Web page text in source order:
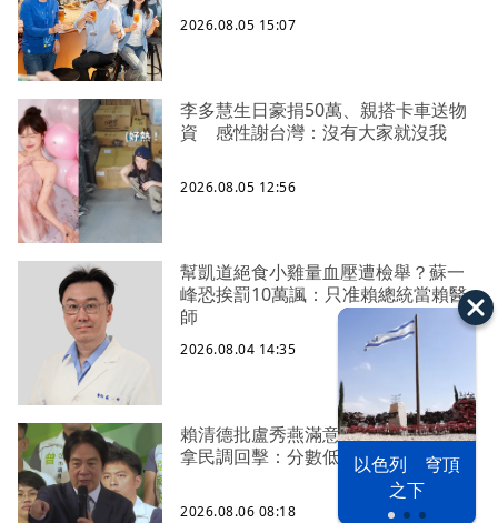
以色列 穹頂
之下
2026.08.05 15:07
李多慧生日豪捐50萬、親搭卡車送物
資 感性謝台灣：沒有大家就沒我
2026.08.05 12:56
幫凱道絕食小雞量血壓遭檢舉？蘇一
峰恐挨罰10萬諷：只准賴總統當賴醫
師
2026.08.04 14:35
賴清德批盧秀燕滿意度落後 中市府
拿民調回擊：分數低笑分數高
2026.08.06 08:18